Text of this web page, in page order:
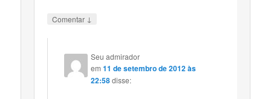
Comentar ↓
Seu admirador
em11 de setembro de 2012 às
22:58 disse: